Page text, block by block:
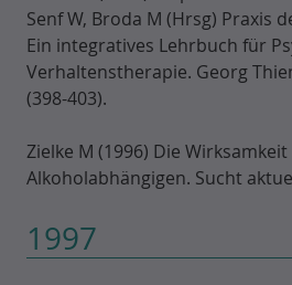
Senf W, Broda M (Hrsg) Praxis
Ein integratives Lehrbuch für
Verhaltenstherapie. Georg
(398-403).
Zielke M (1996) Die
Alkoholabhängigen. Sucht
1997